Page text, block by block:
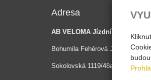
Adresa
AB VELOMA Jízdní kola
Bohumila Fehérová Jánská
Sokolovská 1119/48a